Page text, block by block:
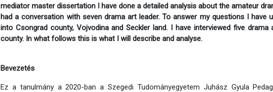
mediator master dissertation I have done a detailed analysis about the amateur
had a conversation with seven drama art leader. To answer my questions I have
into Csongrad county, Vojvodina and Seckler land. I have interviewed five
county. In what follows this is what I will describe and analyse.
Bevezetés
Ez a tanulmány a 2020-ban a Szegedi Tudományegyetem Juhász Gyula